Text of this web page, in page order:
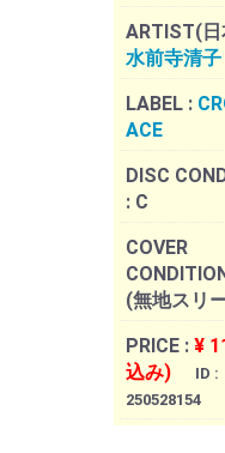
ARTIST(
水前寺清子
LABEL :
ACE
DISC
: C
COVER
(無地スリ
PRICE : ¥
込み)
ID :
250528154